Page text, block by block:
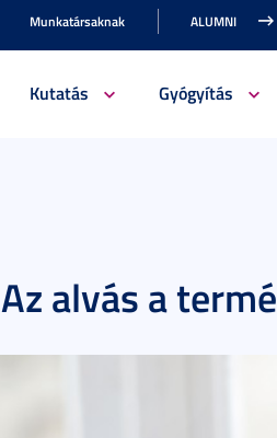
Munkatársaknak ALUMNI
Kutatás Gyógyítás
Az alvás a